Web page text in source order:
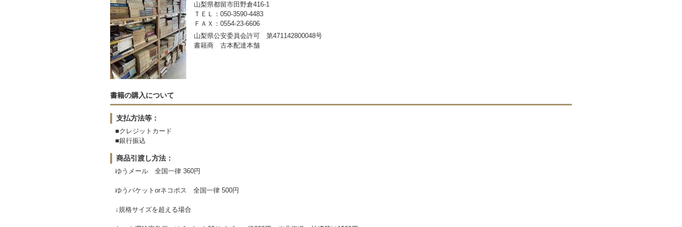
山梨県都留市田野倉416-1
ＴＥＬ：050-3590-4483
ＦＡＸ：0554-23-6606
山梨県公安委員会許可 第471142800048号
書籍商 古本配達本舗
書籍の購入について
支払方法等：
■クレジットカード
■銀行振込
商品引渡し方法：
ゆうメール 全国一律 360円
ゆうパケットorネコポス 全国一律 500円
↓規格サイズを超える場合